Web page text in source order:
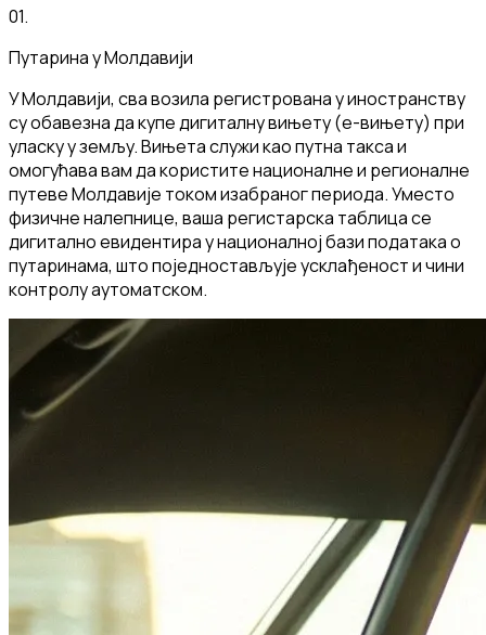
01.
Путарина у Молдавији
У Молдавији, сва возила регистрована у иностранству
су обавезна да купе дигиталну вињету (е-вињету) при
уласку у земљу. Вињета служи као путна такса и
омогућава вам да користите националне и регионалне
путеве Молдавије током изабраног периода. Уместо
физичне налепнице, ваша регистарска таблица се
дигитално евидентира у националној бази података о
путаринама, што поједностављује усклађеност и чини
контролу аутоматском.